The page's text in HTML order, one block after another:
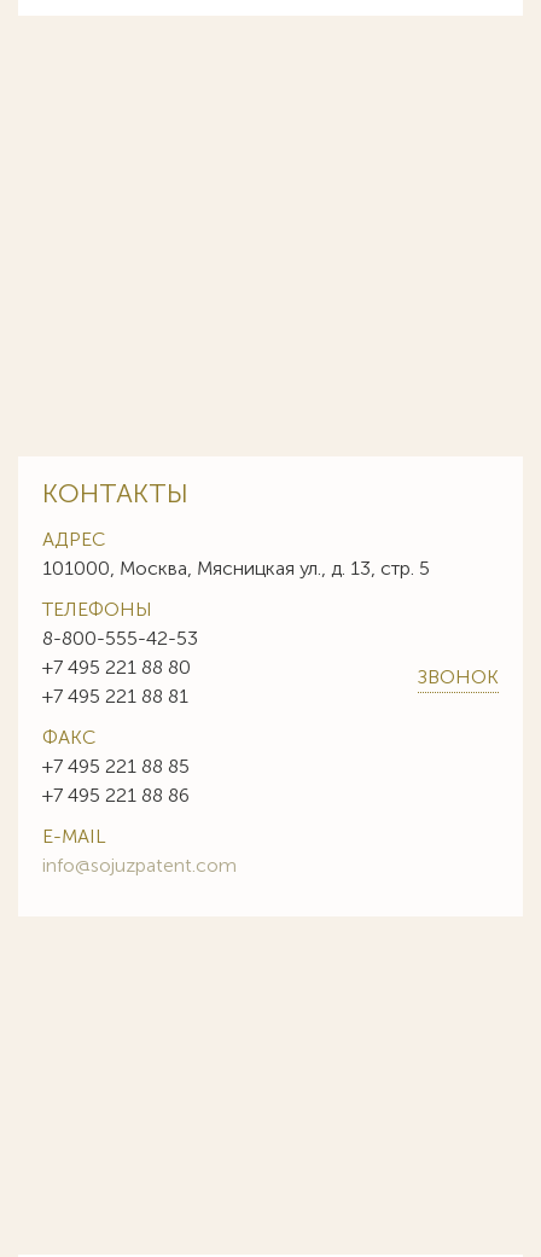
КОНТАКТЫ
АДРЕС
101000, Москва, Мясницкая ул., д. 13, стр. 5
ТЕЛЕФОНЫ
8-800-555-42-53
+7 495 221 88 80
+7 495 221 88 81
ЗВОНОК
ФАКС
+7 495 221 88 85
+7 495 221 88 86
E-MAIL
info@sojuzpatent.com